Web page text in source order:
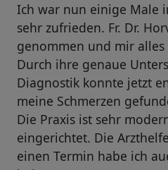
Ich war nun einige Male
sehr zufrieden. Fr. Dr.
genommen und mir
Durch ihre genaue
Diagnostik konnte jetzt
meine Schmerzen
Die Praxis ist sehr
eingerichtet. Die
einen Termin habe ich